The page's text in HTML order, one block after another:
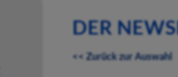
DER
<< Zurück zur Auswahl